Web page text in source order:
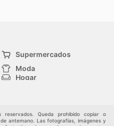
Supermercados
Moda
Hogar
Queda prohibido copiar o
antemano. Las fotografías, imágenes y